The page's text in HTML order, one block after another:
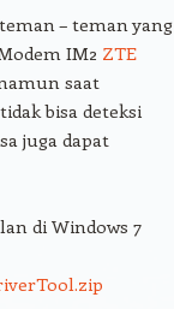
– teman yang
IM2 ZTE
saat
bisa deteksi
juga dapat
di Windows 7